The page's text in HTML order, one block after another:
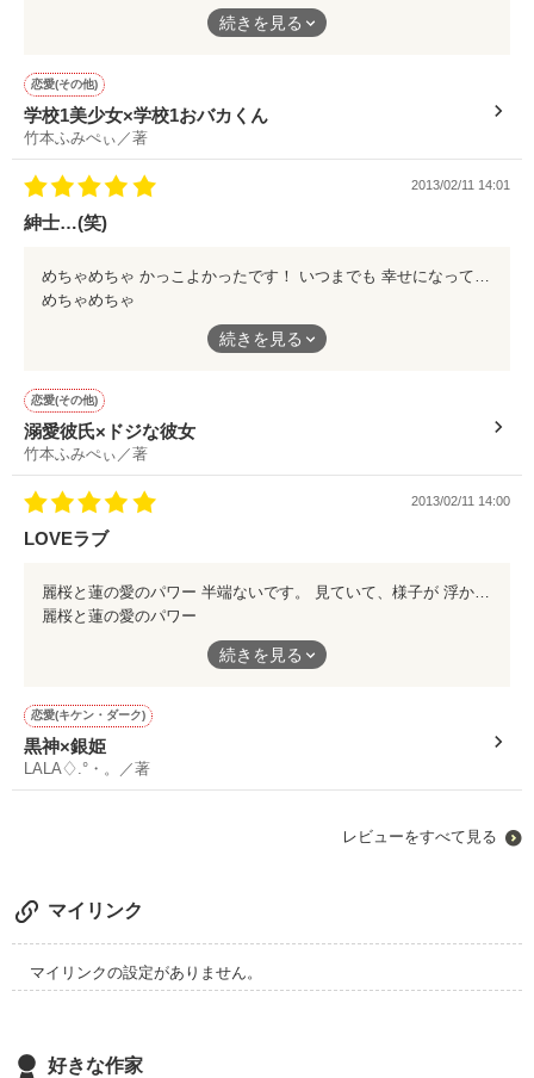
すごい組み合わせですね。
とても面白かったですo(^▽^)o＊
続きを見る
恋愛(その他)
学校1美少女×学校1おバカくん
竹本ふみぺぃ／著
2013/02/11 14:01
紳士…(笑)
めちゃめちゃ
いつまでも
幸せになって欲しいです…。
続きを見る
恋愛(その他)
溺愛彼氏×ドジな彼女
竹本ふみぺぃ／著
2013/02/11 14:00
LOVEラブ
麗桜と蓮の愛のパワー 半端ないです。 見ていて、様子が 浮かんできそうでしたo(^▽^)o＊
麗桜と蓮の愛のパワー
見ていて、様子が
浮かんできそうでしたo(^▽^)o＊
続きを見る
恋愛(キケン・ダーク)
黒神×銀姫
LALA♢.°・。／著
レビューをすべて見る
マイリンク
マイリンクの設定がありません。
好きな作家